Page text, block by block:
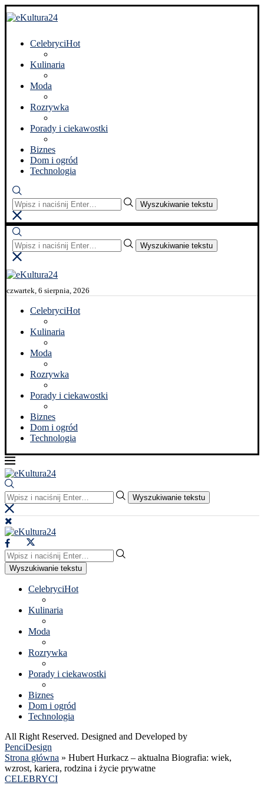
CelebryciHot
Kulinaria
Moda
Rozrywka
Porady i ciekawostki
Biznes
Dom i ogród
Technologia
Wyszukiwanie tekstu
Wyszukiwanie tekstu
czwartek, 6 sierpnia, 2026
CelebryciHot
Kulinaria
Moda
Rozrywka
Porady i ciekawostki
Biznes
Dom i ogród
Technologia
Wyszukiwanie tekstu
Wyszukiwanie tekstu
CelebryciHot
Kulinaria
Moda
Rozrywka
Porady i ciekawostki
Biznes
Dom i ogród
Technologia
All Right Reserved. Designed and Developed by
PenciDesign
Strona główna » Hubert Hurkacz – aktualna Biografia: wiek,
wzrost, kariera, rodzina i życie prywatne
CELEBRYCI